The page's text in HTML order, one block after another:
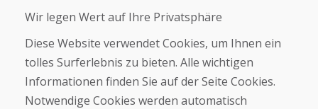
E-Mail
Schicken
Wir legen Wert auf Ihre Privatsphäre
Diese Website verwendet Cookies, um Ihnen ein
tolles Surferlebnis zu bieten. Alle wichtigen
Informationen finden Sie auf der Seite Cookies.
Notwendige Cookies werden automatisch